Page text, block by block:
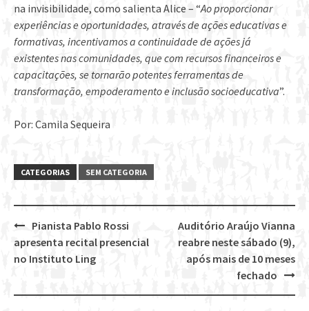
na invisibilidade, como salienta Alice – “Ao proporcionar
experiências e oportunidades, através de ações educativas e
formativas, incentivamos a continuidade de ações já
existentes nas comunidades, que com recursos financeiros e
capacitações, se tornarão potentes ferramentas de
transformação, empoderamento e inclusão socioeducativa”.
Por: Camila Sequeira
CATEGORIAS SEM CATEGORIA
Post
navigation
Auditório Araújo Vianna
reabre neste sábado (9),
após mais de 10 meses
fechado
Pianista Pablo Rossi
apresenta recital presencial
no Instituto Ling